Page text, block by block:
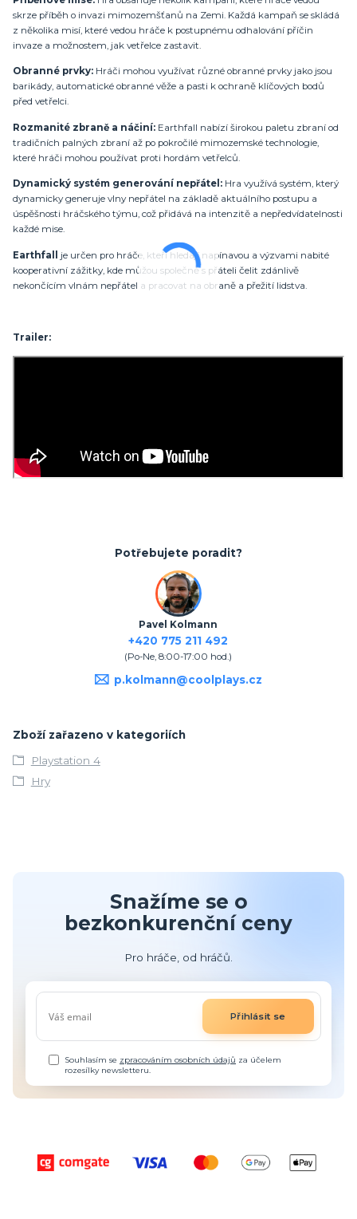
skrze příběh o invazi mimozemšťanů na Zemi. Každá kampaň se skládá
z několika misí, které vedou hráče k postupnému odhalování příčin
invaze a možnostem, jak vetřelce zastavit.
Obranné prvky: Hráči mohou využívat různé obranné prvky jako jsou
barikády, automatické obranné věže a pasti k ochraně klíčových bodů
před vetřelci.
Rozmanité zbraně a náčiní: Earthfall nabízí širokou paletu zbraní od
tradičních palných zbraní až po pokročilé mimozemské technologie,
které hráči mohou používat proti hordám vetřelců.
Dynamický systém generování nepřátel: Hra využívá systém, který
dynamicky generuje vlny nepřátel na základě aktuálního postupu a
úspěšnosti hráčského týmu, což přidává na intenzitě a nepředvídatelnosti
každé mise.
Earthfall
je určen pro hráče, kteří hledají napínavou a výzvami nabité
kooperativní zážitky, kde můžou společně s přáteli čelit zdánlivě
nekončícím vlnám nepřátel a pracovat na obraně a přežití lidstva.
Trailer:
Potřebujete poradit?
Pavel Kolmann
+420 775 211 492
(Po-Ne, 8:00-17:00 hod.)
p.kolmann@coolplays.cz
Zboží zařazeno v kategoriích
Playstation 4
Hry
Snažíme se o
bezkonkurenční ceny
Pro hráče, od hráčů.
Přihlásit se
Souhlasím se zpracováním osobních údajů za účelem
rozesílky newsletteru.